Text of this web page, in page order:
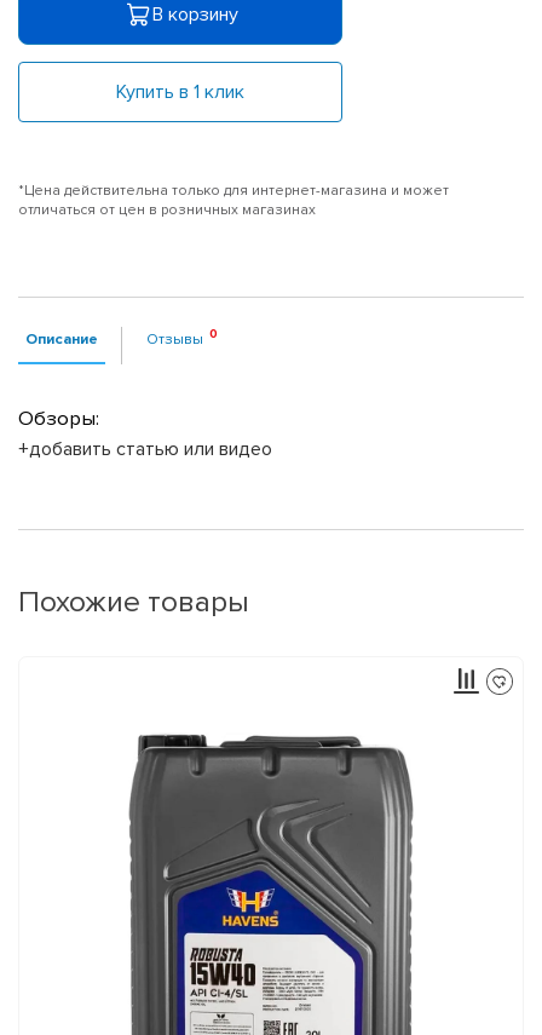
В корзину
Купить в 1 клик
*Цена действительна только для интернет-магазина и может
отличаться от цен в розничных магазинах
Описание Отзывы
Обзоры:
+добавить статью или видео
Похожие товары